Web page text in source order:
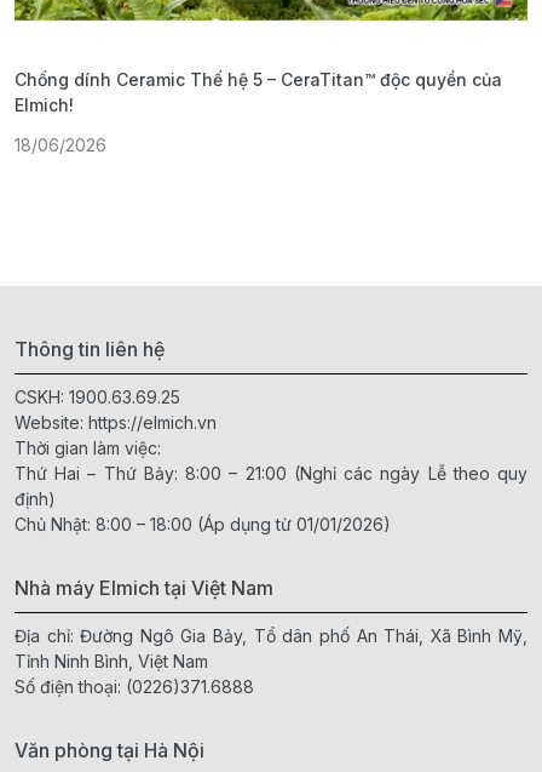
Chống dính Ceramic Thế hệ 5 – CeraTitan™ độc quyền của
Elmich!
18/06/2026
Thông tin liên hệ
CSKH: 1900.63.69.25
Website: https://elmich.vn
Thời gian làm việc:
Thứ Hai – Thứ Bảy: 8:00 – 21:00 (Nghỉ các ngày Lễ theo quy
định)
Chủ Nhật: 8:00 – 18:00 (Áp dụng từ 01/01/2026)
Nhà máy Elmich tại Việt Nam
Địa chỉ: Đường Ngô Gia Bảy, Tổ dân phố An Thái, Xã Bình Mỹ,
Tỉnh Ninh Bình, Việt Nam
Số điện thoại: (0226)371.6888
Văn phòng tại Hà Nội